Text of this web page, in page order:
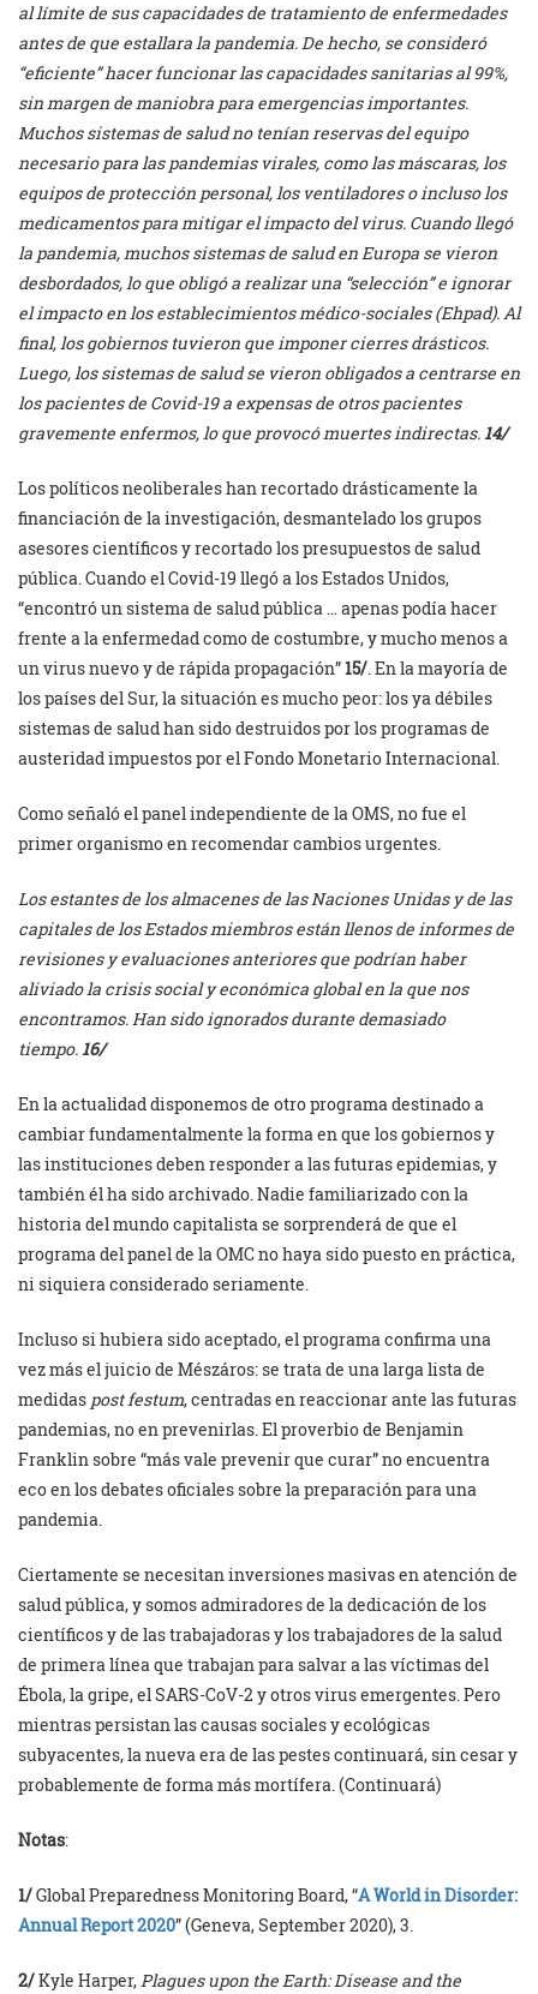
al límite de sus capacidades de tratamiento de enfermedades
antes de que estallara la pandemia. De hecho, se consideró
“eficiente” hacer funcionar las capacidades sanitarias al 99%,
sin margen de maniobra para emergencias importantes.
Muchos sistemas de salud no tenían reservas del equipo
necesario para las pandemias virales, como las máscaras, los
equipos de protección personal, los ventiladores o incluso los
medicamentos para mitigar el impacto del virus. Cuando llegó
la pandemia, muchos sistemas de salud en Europa se vieron
desbordados, lo que obligó a realizar una “selección” e ignorar
el impacto en los establecimientos médico-sociales (Ehpad). Al
final, los gobiernos tuvieron que imponer cierres drásticos.
Luego, los sistemas de salud se vieron obligados a centrarse en
los pacientes de Covid-19 a expensas de otros pacientes
gravemente enfermos, lo que provocó muertes indirectas.14/
Los políticos neoliberales han recortado drásticamente la
financiación de la investigación, desmantelado los grupos
asesores científicos y recortado los presupuestos de salud
pública. Cuando el Covid-19 llegó a los Estados Unidos,
“encontró un sistema de salud pública … apenas podía hacer
frente a la enfermedad como de costumbre, y mucho menos a
un virus nuevo y de rápida propagación”15/. En la mayoría de
los países del Sur, la situación es mucho peor: los ya débiles
sistemas de salud han sido destruidos por los programas de
austeridad impuestos por el Fondo Monetario Internacional.
Como señaló el panel independiente de la OMS, no fue el
primer organismo en recomendar cambios urgentes.
Los estantes de los almacenes de las Naciones Unidas y de las
capitales de los Estados miembros están llenos de informes de
revisiones y evaluaciones anteriores que podrían haber
aliviado la crisis social y económica global en la que nos
encontramos. Han sido ignorados durante demasiado
tiempo.16/
En la actualidad disponemos de otro programa destinado a
cambiar fundamentalmente la forma en que los gobiernos y
las instituciones deben responder a las futuras epidemias, y
también él ha sido archivado. Nadie familiarizado con la
historia del mundo capitalista se sorprenderá de que el
programa del panel de la OMC no haya sido puesto en práctica,
ni siquiera considerado seriamente.
Incluso si hubiera sido aceptado, el programa confirma una
vez más el juicio de Mészáros: se trata de una larga lista de
medidas post festum, centradas en reaccionar ante las futuras
pandemias, no en prevenirlas. El proverbio de Benjamin
Franklin sobre “más vale prevenir que curar” no encuentra
eco en los debates oficiales sobre la preparación para una
pandemia.
Ciertamente se necesitan inversiones masivas en atención de
salud pública, y somos admiradores de la dedicación de los
científicos y de las trabajadoras y los trabajadores de la salud
de primera línea que trabajan para salvar a las víctimas del
Ébola, la gripe, el SARS-CoV-2 y otros virus emergentes. Pero
mientras persistan las causas sociales y ecológicas
subyacentes, la nueva era de las pestes continuará, sin cesar y
probablemente de forma más mortífera. (Continuará)
Notas:
1/Global Preparedness Monitoring Board, “A World in Disorder:
Annual Report 2020” (Geneva, September 2020), 3.
2/Kyle Harper,Plagues upon the Earth: Disease and the